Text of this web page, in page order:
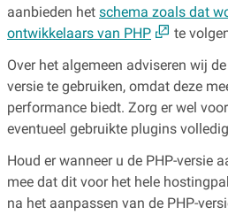
aanbieden het schema zoals dat
ontwikkelaars van PHP
te
Over het algemeen adviseren wij
versie te gebruiken, omdat deze
performance biedt. Zorg er wel
eventueel gebruikte plugins
Houd er wanneer u de PHP-versie
mee dat dit voor het hele
na het aanpassen van de PHP-